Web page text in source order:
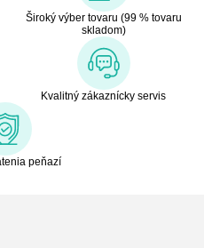
Široký výber tovaru (99 % tovaru
skladom)
Kvalitný zákaznícky servis
peňazí